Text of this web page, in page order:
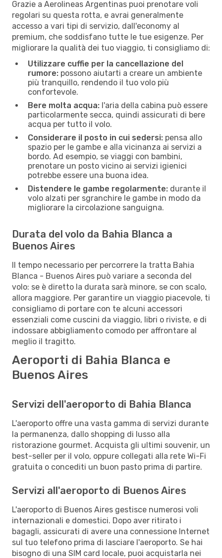
Grazie a Aerolineas Argentinas puoi prenotare voli
regolari su questa rotta, e avrai generalmente
accesso a vari tipi di servizio, dall'economy al
premium, che soddisfano tutte le tue esigenze. Per
migliorare la qualità dei tuo viaggio, ti consigliamo di:
Utilizzare cuffie per la cancellazione del
rumore: possono aiutarti a creare un ambiente
più tranquillo, rendendo il tuo volo più
confortevole.
Bere molta acqua: l'aria della cabina può essere
particolarmente secca, quindi assicurati di bere
acqua per tutto il volo.
Considerare il posto in cui sedersi: pensa allo
spazio per le gambe e alla vicinanza ai servizi a
bordo. Ad esempio, se viaggi con bambini,
prenotare un posto vicino ai servizi igienici
potrebbe essere una buona idea.
Distendere le gambe regolarmente: durante il
volo alzati per sgranchire le gambe in modo da
migliorare la circolazione sanguigna.
Durata del volo da Bahia Blanca a
Buenos Aires
Il tempo necessario per percorrere la tratta Bahia
Blanca - Buenos Aires può variare a seconda del
volo: se è diretto la durata sarà minore, se con scalo,
allora maggiore. Per garantire un viaggio piacevole, ti
consigliamo di portare con te alcuni accessori
essenziali come cuscini da viaggio, libri o riviste, e di
indossare abbigliamento comodo per affrontare al
meglio il tragitto.
Aeroporti di Bahia Blanca e
Buenos Aires
Servizi dell'aeroporto di Bahia Blanca
L'aeroporto offre una vasta gamma di servizi durante
la permanenza, dallo shopping di lusso alla
ristorazione gourmet. Acquista gli ultimi souvenir, un
best-seller per il volo, oppure collegati alla rete Wi-Fi
gratuita o concediti un buon pasto prima di partire.
Servizi all'aeroporto di Buenos Aires
L'aeroporto di Buenos Aires gestisce numerosi voli
internazionali e domestici. Dopo aver ritirato i
bagagli, assicurati di avere una connessione Internet
sul tuo telefono prima di lasciare l'aeroporto. Se hai
bisogno di una SIM card locale, puoi acquistarla nei